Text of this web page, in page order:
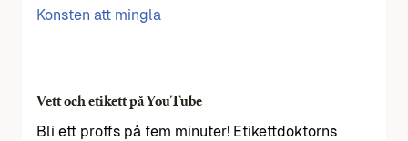
Konsten att mingla
Vett och etikett på YouTube
Bli ett proffs på fem minuter! Etikettdoktorns